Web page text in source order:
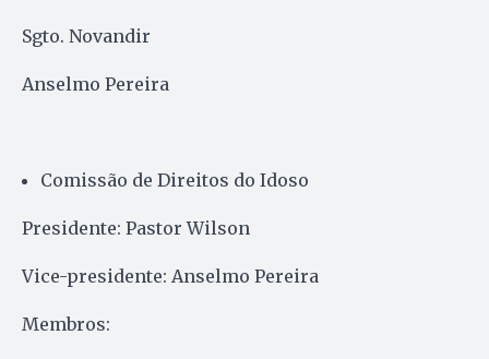
Sgto. Novandir
Anselmo Pereira
Comissão de Direitos do Idoso
Presidente: Pastor Wilson
Vice-presidente: Anselmo Pereira
Membros: